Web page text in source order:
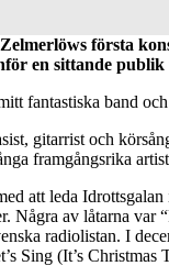
första
en sittande
fantastiska band
gitarrist och
framgångsrika
att leda
Några av låtarna
radiolistan. I
Sing (It’s Christmas